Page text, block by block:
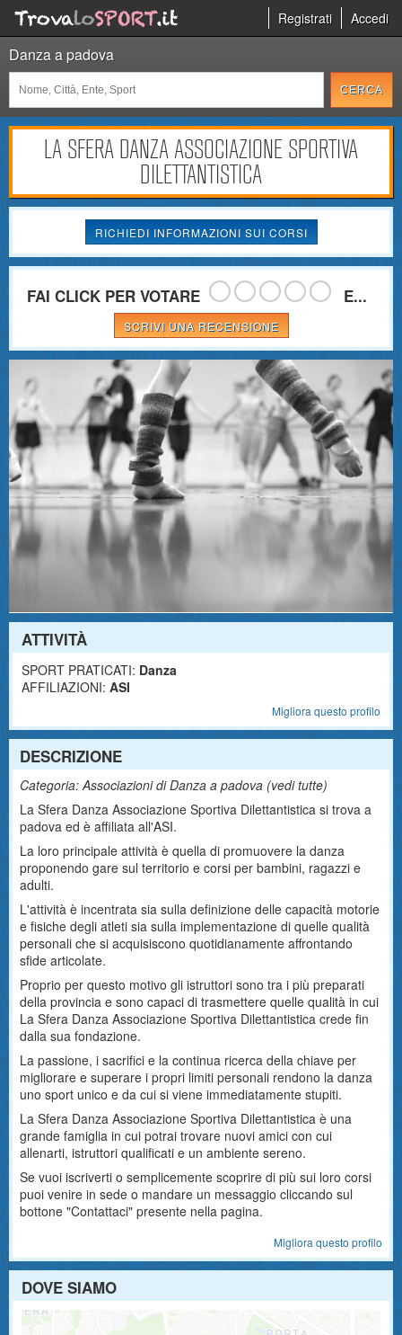
Registrati Accedi
Danza a padova
LA SFERA DANZA ASSOCIAZIONE SPORTIVA
DILETTANTISTICA
RICHIEDI INFORMAZIONI SUI CORSI
FAI CLICK PER VOTARE E...
SCRIVI UNA RECENSIONE
ATTIVITÀ
SPORT PRATICATI: Danza
AFFILIAZIONI: ASI
Migliora questo profilo
DESCRIZIONE
Categoria: Associazioni di Danza a padova (vedi tutte)
La Sfera Danza Associazione Sportiva Dilettantistica si trova a
padova ed è affiliata all'ASI.
La loro principale attività è quella di promuovere la danza
proponendo gare sul territorio e corsi per bambini, ragazzi e
adulti.
L'attività è incentrata sia sulla definizione delle capacità motorie
e fisiche degli atleti sia sulla implementazione di quelle qualità
personali che si acquisiscono quotidianamente affrontando
sfide articolate.
Proprio per questo motivo gli istruttori sono tra i più preparati
della provincia e sono capaci di trasmettere quelle qualità in cui
La Sfera Danza Associazione Sportiva Dilettantistica crede fin
dalla sua fondazione.
La passione, i sacrifici e la continua ricerca della chiave per
migliorare e superare i propri limiti personali rendono la danza
uno sport unico e da cui si viene immediatamente stupiti.
La Sfera Danza Associazione Sportiva Dilettantistica è una
grande famiglia in cui potrai trovare nuovi amici con cui
allenarti, istruttori qualificati e un ambiente sereno.
Se vuoi iscriverti o semplicemente scoprire di più sui loro corsi
puoi venire in sede o mandare un messaggio cliccando sul
bottone "Contattaci" presente nella pagina.
Migliora questo profilo
DOVE SIAMO